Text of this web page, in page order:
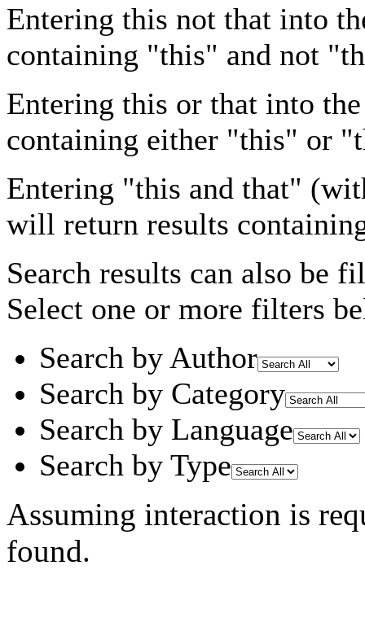
Entering this not that into
containing "this" and not
Entering this or that into
containing either "this" or
Entering "this and that"
will return results
Search results can also be
Select one or more filters
Search by Author
Search by Category
Search by Language
Search by Type
Assuming interaction is
found.